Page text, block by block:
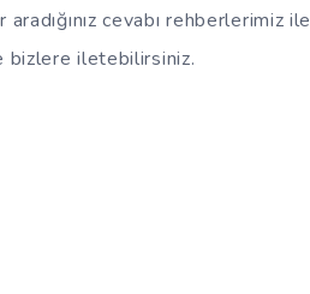
cevabı rehberlerimiz ile
bizlere iletebilirsiniz.